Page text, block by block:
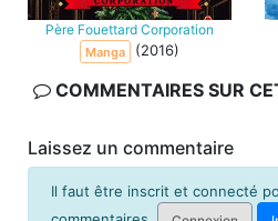
Père Fouettard Corporation
Manga (2016)
COMMENTAIRES SUR
Laissez un commentaire
Il faut être inscrit et connecté